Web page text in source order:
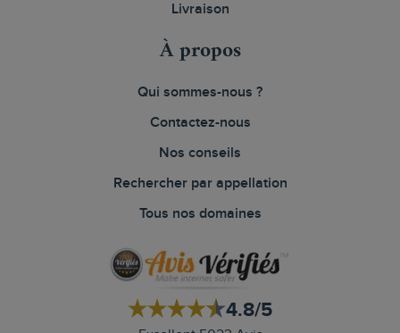
Livraison
À propos
Qui sommes-nous ?
Contactez-nous
Nos conseils
Rechercher par appellation
Tous nos domaines
4.8/5